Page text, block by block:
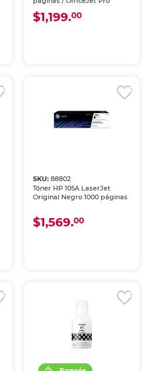
$1,199.00
SKU: 88802
Tóner HP 105A LaserJet
Original Negro 1000 páginas
$1,569.00